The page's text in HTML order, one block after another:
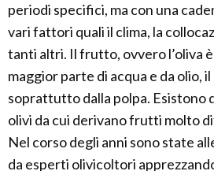
periodi specifici, ma con una
vari fattori quali il clima, la
tanti altri. Il frutto, ovvero l’oliva
maggior parte di acqua e da olio,
soprattutto dalla polpa. Esistono
olivi da cui derivano frutti molto
Nel corso degli anni sono state
da esperti olivicoltori